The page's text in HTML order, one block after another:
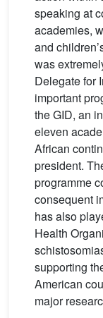
speaking at
academies,
and
was
Delegate for
important
the GID, an
eleven
African
president.
programme
consequent
has also
Health
supporting
American
major